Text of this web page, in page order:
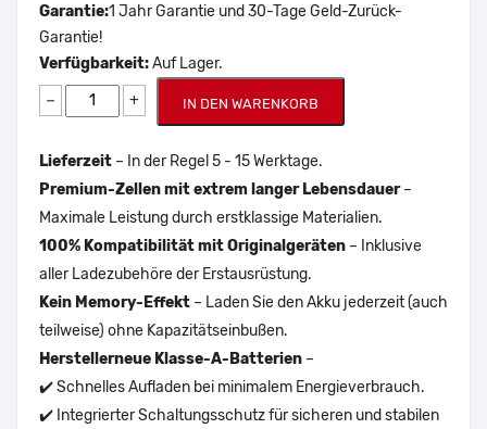
Garantie:1 Jahr Garantie und 30-Tage Geld-Zurück-
Garantie!
Verfügbarkeit:Auf Lager.
− + IN DEN WARENKORB
Lieferzeit – In der Regel 5 - 15 Werktage.
Premium-Zellen mit extrem langer Lebensdauer–
Maximale Leistung durch erstklassige Materialien.
100% Kompatibilität mit Originalgeräten – Inklusive
aller Ladezubehöre der Erstausrüstung.
Kein Memory-Effekt – Laden Sie den Akku jederzeit (auch
teilweise) ohne Kapazitätseinbußen.
Herstellerneue Klasse-A-Batterien –
✔️ Schnelles Aufladen bei minimalem Energieverbrauch.
✔️ Integrierter Schaltungsschutz für sicheren und stabilen